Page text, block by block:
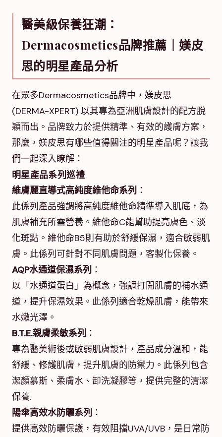
醫美級保養狂潮：
Dermacosmetics品牌推薦｜媄皮
思的明星產品分析
在眾多Dermacosmetics品牌中，媄皮思
(DERMA-XPERT) 以其專為亞洲肌膚設計的配方脫
穎而出。品牌致力於提供精準、有效的護膚方案，
那麼，媄皮思有哪些值得關注的明星產品呢？讓我
們一起深入瞭解：
明星產品系列巡禮
維膚麗直導式高純度維他命系列 ：
此係列產品強調將高純度維他命精準導入肌底，為
肌膚補充所需營養。維他命C能幫助提亮膚色、淡
化斑點。維他命B5則有助於舒緩保濕，適合敏弱肌
膚。此係列可針對不同肌膚問題，客製化保養。
AQP水通道保濕系列 ：
以「水通道蛋白」為概念，強調打開肌膚的補水通
道，提升保濕效果。此係列適合乾燥肌膚，能帶來
水嫩光澤。
B.T.E.親膚柔敏系列 ：
專為醫美術後或敏弱肌膚設計，產品成分溫和，能
舒緩、修護肌膚，提升肌膚的防禦力。此係列包含
潔顏慕斯、柔膚水、卸洗凝膠等，提供完整的清潔
保養.
陽傘高效水防曬系列 ：
提供高效防曬保護，有效阻擋UVA/UVB，是日常防